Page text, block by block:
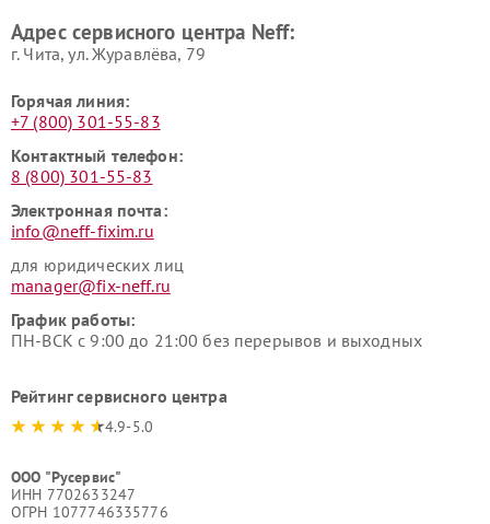
Адрес сервисного центра Neff:
г. Чита, ул. Журавлёва, 79
Горячая линия:
+7 (800) 301-55-83
Контактный телефон:
8 (800) 301-55-83
Электронная почта:
info@neff-fixim.ru
для юридических лиц
manager@fix-neff.ru
График работы:
ПН-ВСК с 9:00 до 21:00 без перерывов и выходных
Рейтинг сервисного центра
4.9-5.0
ООО "Русервис"
ИНН 7702633247
ОГРН 1077746335776